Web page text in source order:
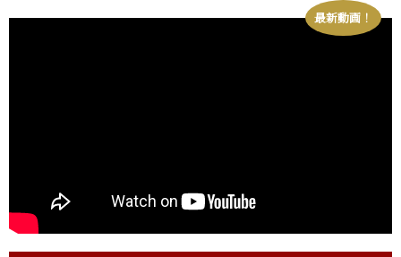
最新動画！